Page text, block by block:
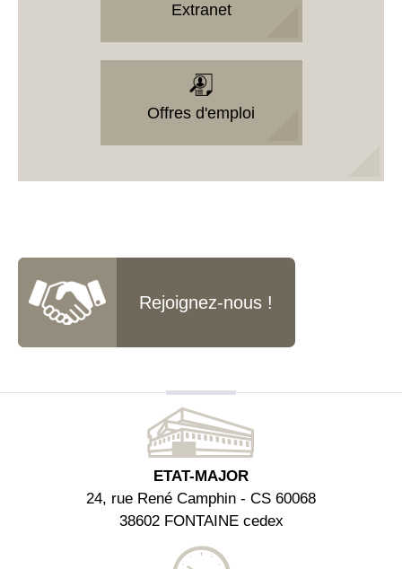
Extranet
Offres d'emploi
Rejoignez-nous !
ETAT-MAJOR
24, rue René Camphin - CS 60068
38602 FONTAINE cedex